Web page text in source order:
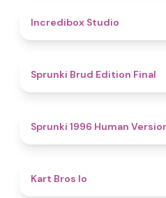
Incredibox Studio
Sprunki Brud Edition Final
Sprunki 1996 Human
Kart Bros Io